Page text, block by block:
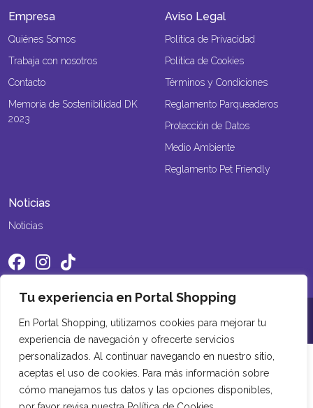
Tu experiencia en Portal Shopping
En Portal Shopping, utilizamos cookies para mejorar tu
experiencia de navegación y ofrecerte servicios
personalizados. Al continuar navegando en nuestro sitio,
aceptas el uso de cookies. Para más información sobre
cómo manejamos tus datos y las opciones disponibles,
Empresa
Quiénes Somos
Trabaja con nosotros
Contacto
Memoria de Sostenibilidad DK
2023
Aviso Legal
Política de Privacidad
Política de Cookies
Términos y Condiciones
Reglamento Parqueaderos
Protección de Datos
Medio Ambiente
Reglamento Pet Friendly
Noticias
Noticias
©2026 Portal Shopping. Todos los derechos reservados